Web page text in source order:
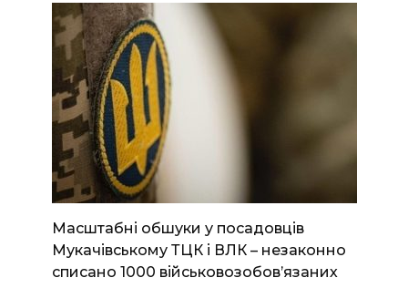
Масштабні обшуки у посадовців
Мукачівському ТЦК і ВЛК – незаконно
списано 1000 військовозобов’язаних